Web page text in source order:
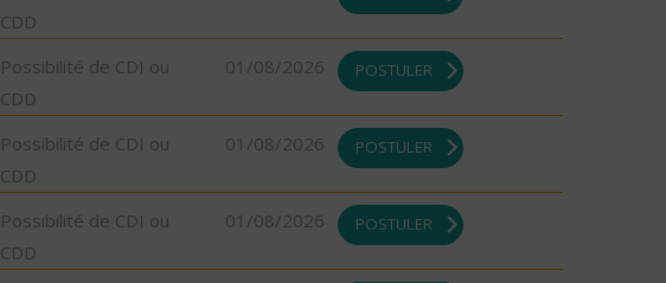
CDD
Possibilité de CDI ou
CDD
01/08/2026 POSTULER
Possibilité de CDI ou
CDD
01/08/2026 POSTULER
Possibilité de CDI ou
CDD
01/08/2026 POSTULER